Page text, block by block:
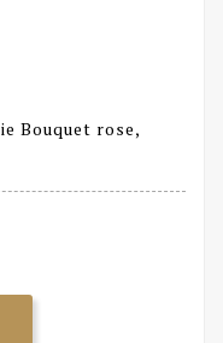
Bouquet rose,